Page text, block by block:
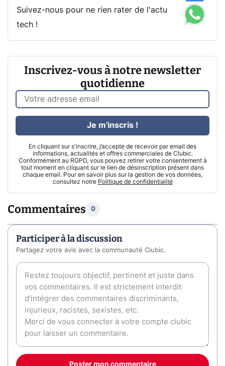
Suivez-nous pour ne rien rater de l'actu
tech !
Inscrivez-vous à notre newsletter
quotidienne
En cliquant sur s'inscrire, j’accepte de recevoir par email des
informations, actualités et offres commerciales de Clubic.
Conformément au RGPD, vous pouvez retirer votre consentement à
tout moment en cliquant sur le lien de désinscription présent dans
chaque email. Pour en savoir plus sur la gestion de vos données,
consultez notre Politique de confidentialité
Je m'inscris !
Commentaires 0
Participer à la discussion
Partagez votre avis avec la communauté Clubic.
Poster mon commentaire